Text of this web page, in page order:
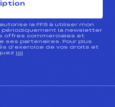
la FFS à utiliser mon
périodiquement la newsletter
offres commerciales et
ses partenaires. Pour plus
d’exercice de vos droits et
ici